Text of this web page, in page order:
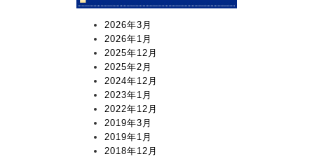
2026年3月
2026年1月
2025年12月
2025年2月
2024年12月
2023年1月
2022年12月
2019年3月
2019年1月
2018年12月